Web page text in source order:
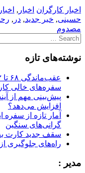
اخبار کارگران اخبار ,
حسینی, خبر جدید, در ,
مصدوم
Search
for:
نوشته‌های تازه
سفره‌های خالی
پیش‌بینی مهم از
افزایش می‌دهد؟
آمار تازه از
گرانی‌های سنگین
سقف جدید کارت
راه‌های جلوگیری
مدیر :